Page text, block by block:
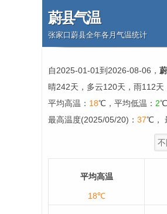
蔚县气温
张家口蔚县全年各月气温统计
自2025-01-01到2026-08-06，
晴242天，多云120天，雨112天
平均高温： 18℃，平均低温： 2℃
最高温度(2025/05/20)： 37℃，
平均高温
18℃